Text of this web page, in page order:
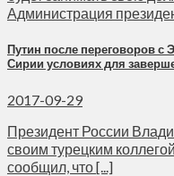
Администрация
Путин после переговоров
Сирии условиях для
2017-09-29
Президент России
своим турецким
сообщил, что [...]